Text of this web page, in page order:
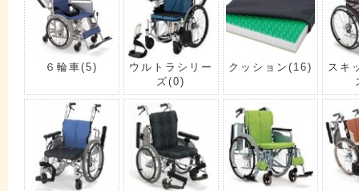
６輪車(5)
ウルトラシリー
ズ(0)
クッション (16)
スキ